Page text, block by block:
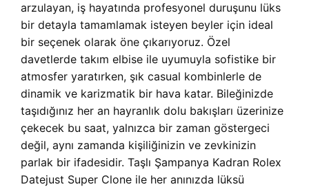
arzulayan, iş hayatında profesyonel duruşunu lüks
bir detayla tamamlamak isteyen beyler için ideal
bir seçenek olarak öne çıkarıyoruz. Özel
davetlerde takım elbise ile uyumuyla sofistike bir
atmosfer yaratırken, şık casual kombinlerle de
dinamik ve karizmatik bir hava katar. Bileğinizde
taşıdığınız her an hayranlık dolu bakışları üzerinize
çekecek bu saat, yalnızca bir zaman göstergeci
değil, aynı zamanda kişiliğinizin ve zevkinizin
parlak bir ifadesidir. Taşlı Şampanya Kadran Rolex
Datejust Super Clone ile her anınızda lüksü